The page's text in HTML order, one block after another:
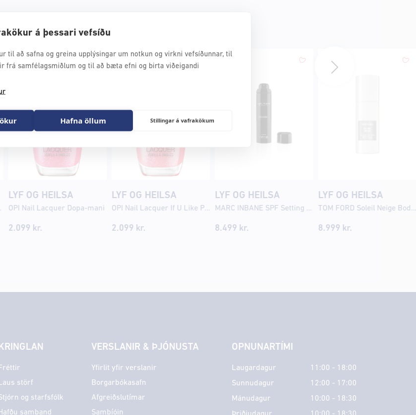
á þessari vefsíðu
til að safna og greina upplýsingar um notkun og virkni vefsíðunnar, til
frá samfélagsmiðlum og til að bæta efni og birta viðeigandi
Hafna öllum Stillingar á vafrakökum
75ml
LYF OG HEILSA
OPI Nail Lacquer Dopa-mani
2.099 kr.
LYF OG HEILSA
OPI Nail Lacquer If U Like Pinka Coladas
2.099 kr.
LYF OG HEILSA
MARC INBANE SPF Setting mist Invisible 75ml
8.499 kr.
LYF OG HEILSA
TOM FORD Soleil Neige
8.999 kr.
KRINGLAN
Fréttir
Laus störf
og starfsfólk
Hafðu samband
VERSLANIR & ÞJÓNUSTA
Yfirlit yfir verslanir
Borgarbókasafn
Afgreiðslutímar
Sambíóin
OPNUNARTÍMI
Laugardagur
11:00 - 18:00
Sunnudagur
12:00 - 17:00
Mánudagur
10:00 - 18:30